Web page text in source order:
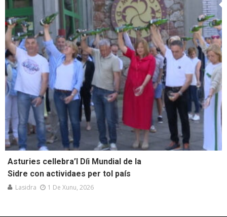
Asturies cellebra’l Díi Mundial de la
Sidre con actividaes per tol país
Lasidra 1 De Xunu, 2026